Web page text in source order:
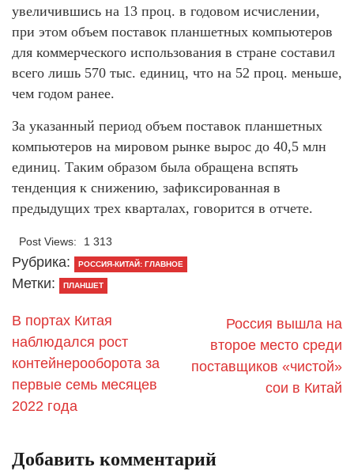
увеличившись на 13 проц. в годовом исчислении,
при этом объем поставок планшетных компьютеров
для коммерческого использования в стране составил
всего лишь 570 тыс. единиц, что на 52 проц. меньше,
чем годом ранее.
За указанный период объем поставок планшетных
компьютеров на мировом рынке вырос до 40,5 млн
единиц. Таким образом была обращена вспять
тенденция к снижению, зафиксированная в
предыдущих трех кварталах, говорится в отчете.
Post Views: 1 313
Рубрика: РОССИЯ-КИТАЙ: ГЛАВНОЕ
Метки: ПЛАНШЕТ
​В портах Китая
наблюдался рост
контейнерооборота за
первые семь месяцев
2022 года
​Россия вышла на
второе место среди
поставщиков «чистой»
сои в Китай
Добавить комментарий